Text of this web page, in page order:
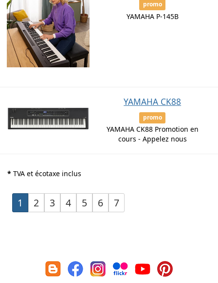
promo
YAMAHA P-145B
YAMAHA CK88
promo
YAMAHA CK88 Promotion en
cours - Appelez nous
* TVA et écotaxe inclus
1 2 3 4 5 6 7